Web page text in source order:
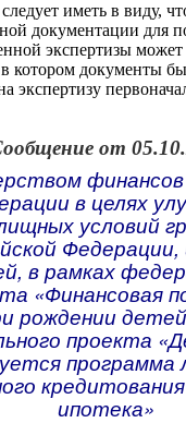
иметь в виду,
документации для
экспертизы может
котором документы
экспертизу
от
финансов
в целях
условий
в рамках
«Финансовая
рождении
проекта
программа
ипотека»